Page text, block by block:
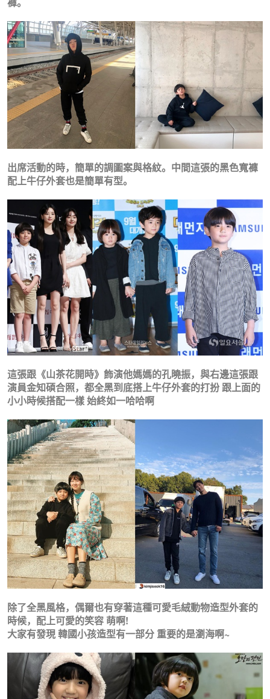
出席活動的時，簡單的調圖案與格紋。中間這張的黑色寬褲
配上牛仔外套也是簡單有型。
這張跟《山茶花開時》飾演他媽媽的孔曉振，與右邊這張跟
演員金知碩合照，都全黑到底搭上牛仔外套的打扮 跟上面的
小小時候搭配一樣 始終如一哈哈啊
除了全黑風格，偶爾也有穿著這種可愛毛絨動物造型外套的
時候，配上可愛的笑容 萌啊!
大家有發現 韓國小孩造型有一部分 重要的是瀏海啊~